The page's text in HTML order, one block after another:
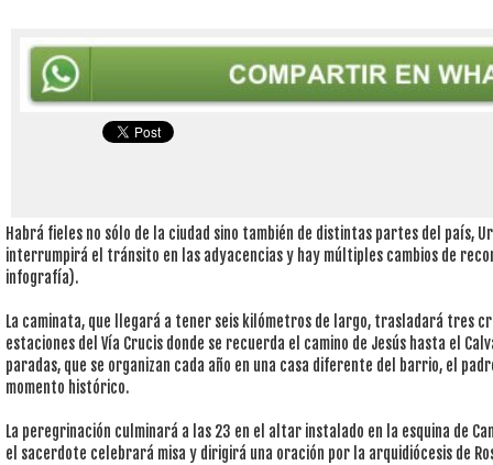
Habrá fieles no sólo de la ciudad sino también de distintas partes del país,
interrumpirá el tránsito en las adyacencias y hay múltiples cambios de
infografía).
La caminata, que llegará a tener seis kilómetros de largo, trasladará tres
estaciones del Vía Crucis donde se recuerda el camino de Jesús hasta el
paradas, que se organizan cada año en una casa diferente del barrio, el
momento histórico.
La peregrinación culminará a las 23 en el altar instalado en la esquina de
el sacerdote celebrará misa y dirigirá una oración por la arquidiócesis de